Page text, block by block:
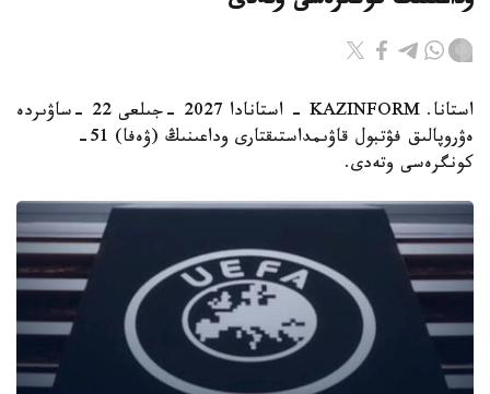
استانا. KAZINFORM - استانادا 2027 -جىلعى 22 -ساۋىردە
ەۋروپالىق فۋتبول قاۋىمداستىقتارى وداعىنىڭ (ۋەفا) 51-
كونگرەسى وتەدى.